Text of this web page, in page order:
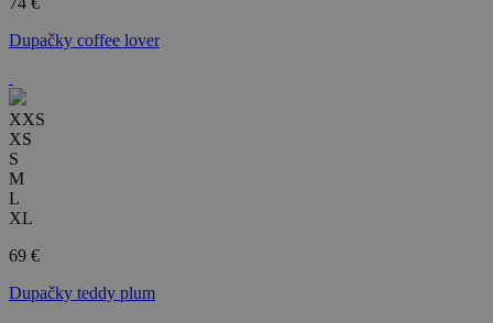
Dupačky coffee lover
XXS
XS
S
M
L
XL
69 €
Dupačky teddy plum